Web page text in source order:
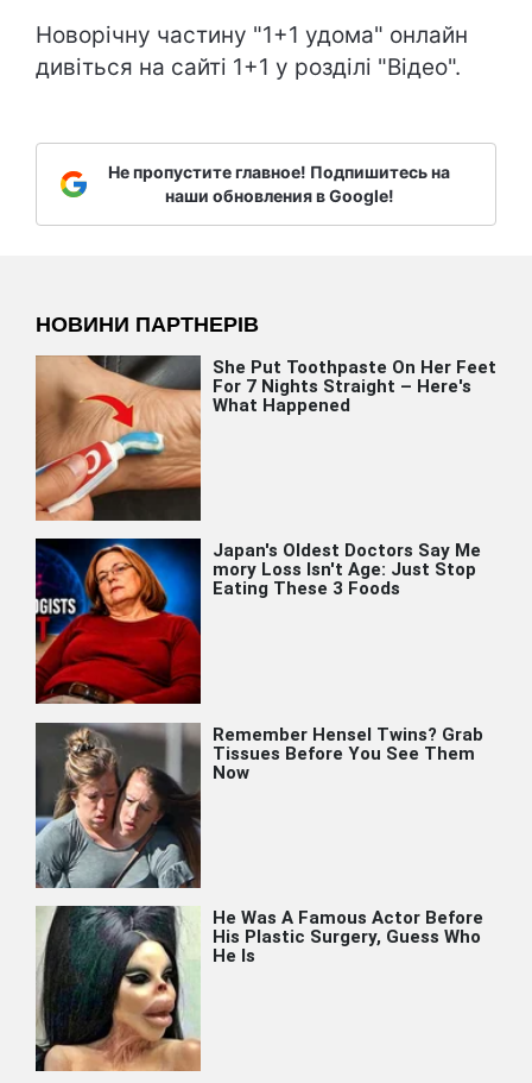
Новорічну частину "1+1 удома" онлайн
дивіться на сайті 1+1 у розділі "Відео".
Не пропустите главное! Подпишитесь на
наши обновления в Google!